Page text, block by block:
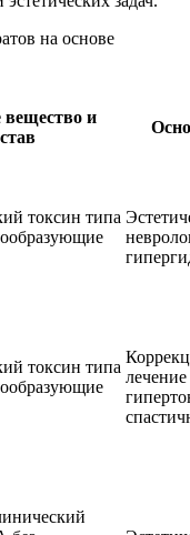
на основе
вещество и
токсин типа
токсин типа